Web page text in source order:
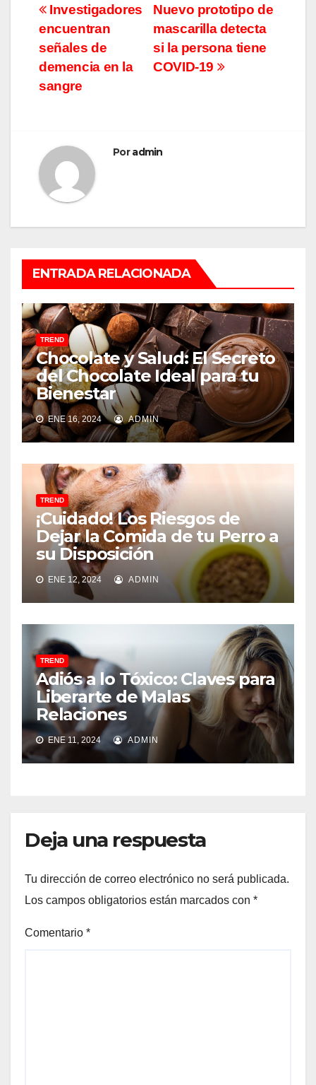
Navegación
de
entradas
Nuevo prototipo de
mascarilla detecta
si la persona tiene
COVID-19
Investigadores
encuentran
señales de
demencia en la
sangre
Poradmin
ENTRADA RELACIONADA
TREND
Chocolate y Salud: El Secreto
del Chocolate Ideal para tu
Bienestar
ENE 16, 2024 ADMIN
TREND
¡Cuidado! Los Riesgos de
Dejar la Comida de tu Perro a
su Disposición
ENE 12, 2024 ADMIN
TREND
Adiós a lo Tóxico: Claves para
Liberarte de Malas
Relaciones
ENE 11, 2024 ADMIN
Deja una respuesta
Tu dirección de correo electrónico no será publicada.
Los campos obligatorios están marcados con *
Comentario *